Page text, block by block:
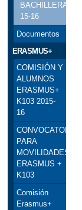
BACHILLERATO
15-16
Documentos
ERASMUS+
COMISIÓN Y
ALUMNOS
ERASMUS+
K103 2015-
16
CONVOCATORIA
PARA
MOVILIDADES
ERASMUS +
K103
Comisión
Erasmus+